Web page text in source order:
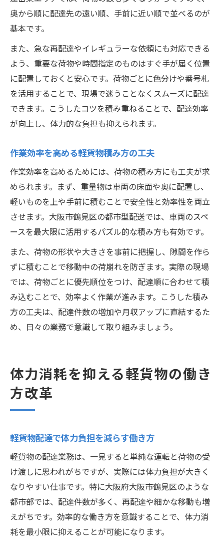
奥から順に配達先の遠い順、手前に近い順で並べるのが
基本です。
また、急な再配達やイレギュラーな依頼にも対応できる
よう、重要な荷物や時間指定のものはすぐ手が届く位置
に配置しておくと安心です。荷物ごとに色分けや番号札
を活用することで、現場で迷うことなくスムーズに配達
できます。こうしたコツを積み重ねることで、配達効率
が向上し、体力的な負担も抑えられます。
作業効率を高める軽貨物積み方の工夫
作業効率を高めるためには、荷物の積み方にも工夫が求
められます。まず、重量物は車両の床面や奥に配置し、
軽いものを上や手前に積むことで安全性と効率性を両立
させます。大阪市鶴見区の都市型配送では、車両のスペ
ースを最大限に活用するパズル的な積み方も有効です。
また、荷物の形状や大きさを事前に把握し、隙間を作ら
ずに積むことで移動中の荷崩れを防ぎます。実際の現場
では、荷物ごとに優先順位をつけ、配達順に合わせて積
み込むことで、効率よく作業が進みます。こうした積み
方の工夫は、配達件数の増加や月収アップに直結するた
め、日々の業務で意識して取り組みましょう。
体力消耗を抑える軽貨物の働き
方改革
軽貨物配達で体力負担を減らす働き方
軽貨物の配達業務は、一見すると単純な運転と荷物の受
け渡しに思われがちですが、実際には体力負担が大きく
なりやすい仕事です。特に大阪府大阪市鶴見区のような
都市部では、配達件数が多く、再配達や細かな移動も増
えがちです。効率的な働き方を意識することで、体力消
耗を最小限に抑えることが可能になります。